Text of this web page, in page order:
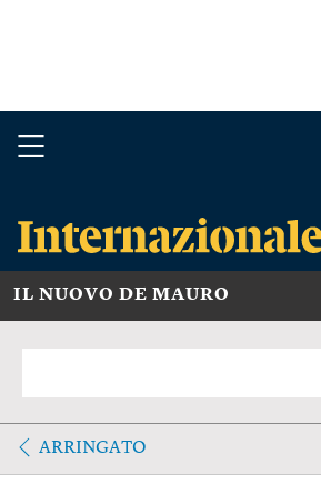
IL NUOVO DE MAURO
ARRINGATO